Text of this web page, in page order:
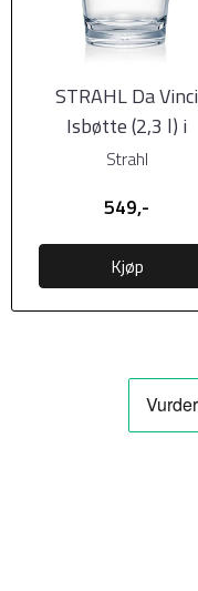
STRAHL Da Vinci
Isbøtte (2,3 l) i
Hardplast
Strahl
549,-
Kjøp